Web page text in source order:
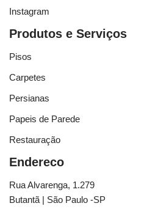
Instagram
Produtos e Serviços
Pisos
Carpetes
Persianas
Papeis de Parede
Restauração
Endereco
Rua Alvarenga, 1.279
Butantã | São Paulo -SP